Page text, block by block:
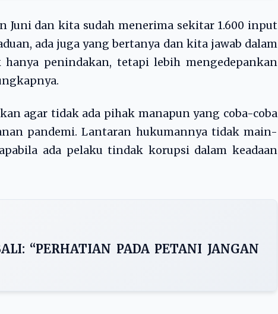
Juni dan kita sudah menerima sekitar 1.600 input
ada juga yang bertanya dan kita jawab dalam
penindakan, tetapi lebih mengedepankan
agar tidak ada pihak manapun yang coba-coba
pandemi. Lantaran hukumannya tidak main-
ada pelaku tindak korupsi dalam keadaan
“PERHATIAN PADA PETANI JANGAN